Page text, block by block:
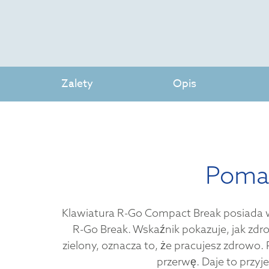
Zalety Opis
Klawiatura R-Go Compact Break
R-Go Break. Wskaźnik pokazuje, jak
zielony, oznacza to, że pracujesz zdrowo.
przerwę. Daje to